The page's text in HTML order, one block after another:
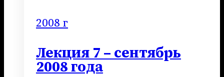
март
2008 г
Лекция 7 – сентябрь
2008 года